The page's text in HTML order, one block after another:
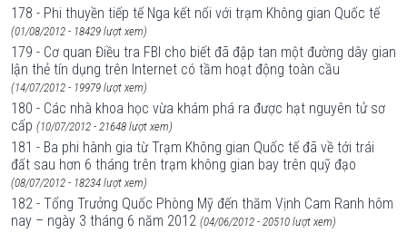
178 - Phi thuyền tiếp tế Nga kết nối với trạm Không gian Quốc tế
(01/08/2012 - 18429 lượt xem)
179 - Cơ quan Điều tra FBI cho biết đã đập tan một đường dây gian
lận thẻ tín dụng trên Internet có tầm hoạt động toàn cầu
(14/07/2012 - 19979 lượt xem)
180 - Các nhà khoa học vừa khám phá ra được hạt nguyên tử sơ
cấp (10/07/2012 - 21648 lượt xem)
181 - Ba phi hành gia từ Trạm Không gian Quốc tế đã về tới trái
đất sau hơn 6 tháng trên trạm không gian bay trên quỹ đạo
(08/07/2012 - 18234 lượt xem)
182 - Tổng Trưởng Quốc Phòng Mỹ đến thăm Vịnh Cam Ranh hôm
nay – ngày 3 tháng 6 năm 2012 (04/06/2012 - 20510 lượt xem)